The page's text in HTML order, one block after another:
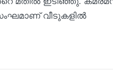
വീടുകളിൽ